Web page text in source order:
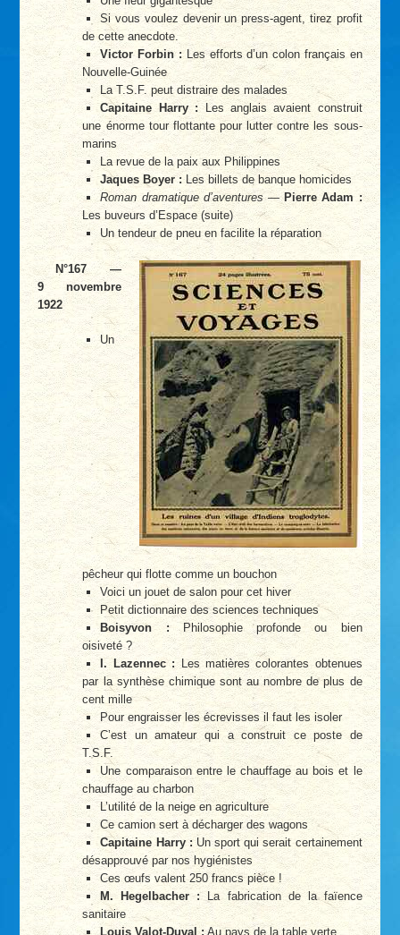
Si vous voulez devenir un press-agent, tirez profit
de cette anecdote.
Victor Forbin :Les efforts d’un colon français en
Nouvelle-Guinée
La T.S.F. peut distraire des malades
Capitaine Harry : Les anglais avaient construit
une énorme tour flottante pour lutter contre les sous-
marins
La revue de la paix aux Philippines
Jaques Boyer : Les billets de banque homicides
Roman dramatique d’aventures — Pierre Adam :
Les buveurs d’Espace (suite)
Un tendeur de pneu en facilite la réparation
N°167 —
9 novembre
1922
Un
pêcheur qui flotte comme un bouchon
Voici un jouet de salon pour cet hiver
Petit dictionnaire des sciences techniques
Boisyvon :Philosophie profonde ou bien
oisiveté ?
I. Lazennec :Les matières colorantes obtenues
par la synthèse chimique sont au nombre de plus de
cent mille
Pour engraisser les écrevisses il faut les isoler
C’est un amateur qui a construit ce poste de
T.S.F.
Une comparaison entre le chauffage au bois et le
chauffage au charbon
L’utilité de la neige en agriculture
Ce camion sert à décharger des wagons
Capitaine Harry :Un sport qui serait certainement
désapprouvé par nos hygiénistes
Ces œufs valent 250 francs pièce !
M. Hegelbacher :La fabrication de la faïence
sanitaire
Louis Valot-Duval :Au pays de la table verte